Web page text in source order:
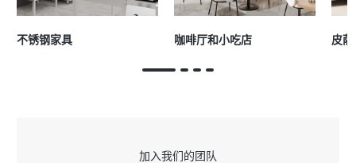
不锈钢家具 咖啡厅和小吃店 皮
加入我们的团队